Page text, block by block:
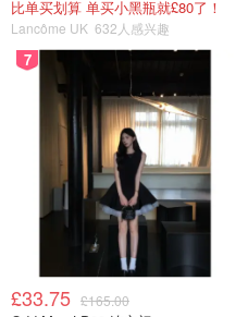
比单买划算 单买小黑瓶就£80了！
Lancôme UK 632人感兴趣
7
£33.75 £165.00